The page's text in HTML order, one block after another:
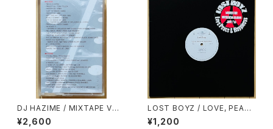
DJ HAZIME / MIXTAPE VOL.
10
¥2,600
LOST BOYZ / LOVE, PEACE
& NAPPINESS
¥1,200